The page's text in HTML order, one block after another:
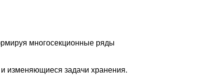
многосекционные ряды
изменяющиеся задачи хранения.